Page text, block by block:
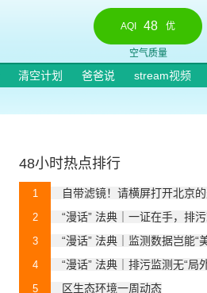
AQI 48 优
空气质量
清空计划 爸爸说 stream视频
48小时热点排行
1 自带滤镜！请横屏打开北京
2 “漫话” 法典｜一证在手，排污
3 “漫话” 法典｜监测数据岂能“
4 “漫话” 法典｜排污监测无“局
5 区生态环境一周动态